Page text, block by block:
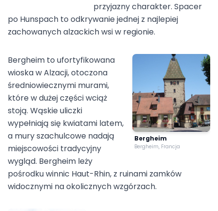
przyjazny charakter. Spacer
po Hunspach to odkrywanie jednej z najlepiej
zachowanych alzackich wsi w regionie.
Bergheim
Bergheim, Francja
Bergheim to ufortyfikowana
wioska w Alzacji, otoczona
średniowiecznymi murami,
które w dużej części wciąż
stoją. Wąskie uliczki
wypełniają się kwiatami latem,
a mury szachulcowe nadają
miejscowości tradycyjny
wygląd. Bergheim leży
pośrodku winnic Haut-Rhin, z ruinami zamków
widocznymi na okolicznych wzgórzach.